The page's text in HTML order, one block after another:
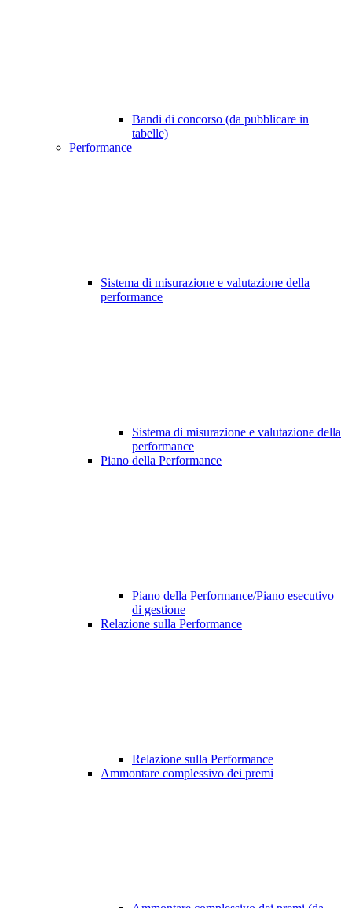
Bandi di concorso (da pubblicare in
tabelle)
Performance
Sistema di misurazione e valutazione della
performance
Sistema di misurazione e valutazione della
performance
Piano della Performance
Piano della Performance/Piano esecutivo
di gestione
Relazione sulla Performance
Relazione sulla Performance
Ammontare complessivo dei premi